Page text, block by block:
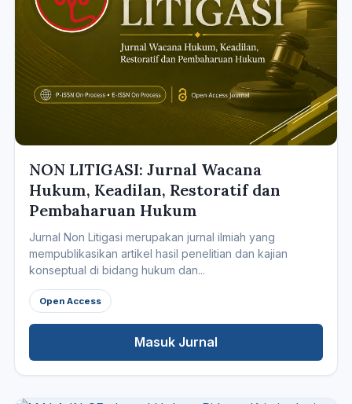
NON LITIGASI: Jurnal Wacana
Hukum, Keadilan, Restoratif dan
Pembaharuan Hukum
Jurnal Non Litigasi merupakan jurnal ilmiah yang
mempublikasikan artikel hasil penelitian dan kajian
konseptual di bidang hukum dan...
Open Access
Masuk Jurnal